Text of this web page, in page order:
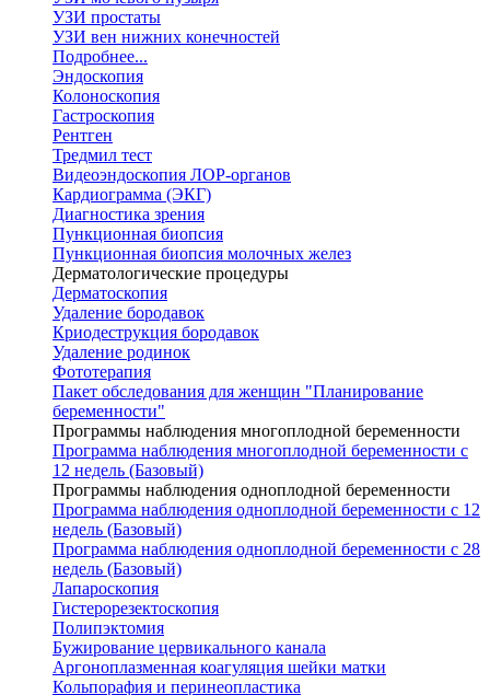
УЗИ простаты
УЗИ вен нижних конечностей
Подробнее...
Эндоскопия
Колоноскопия
Гастроскопия
Рентген
Тредмил тест
Видеоэндоскопия ЛОР-органов
Кардиограмма (ЭКГ)
Диагностика зрения
Пункционная биопсия
Пункционная биопсия молочных желез
Дерматологические процедуры
Дерматоскопия
Удаление бородавок
Криодеструкция бородавок
Удаление родинок
Фототерапия
Пакет обследования для женщин "Планирование
беременности"
Программы наблюдения многоплодной беременности
Программа наблюдения многоплодной беременности с
12 недель (Базовый)
Программы наблюдения одноплодной беременности
Программа наблюдения одноплодной беременности с 12
недель (Базовый)
Программа наблюдения одноплодной беременности с 28
недель (Базовый)
Лапароскопия
Гистерорезектоскопия
Полипэктомия
Бужирование цервикального канала
Аргоноплазменная коагуляция шейки матки
Кольпорафия и перинеопластика